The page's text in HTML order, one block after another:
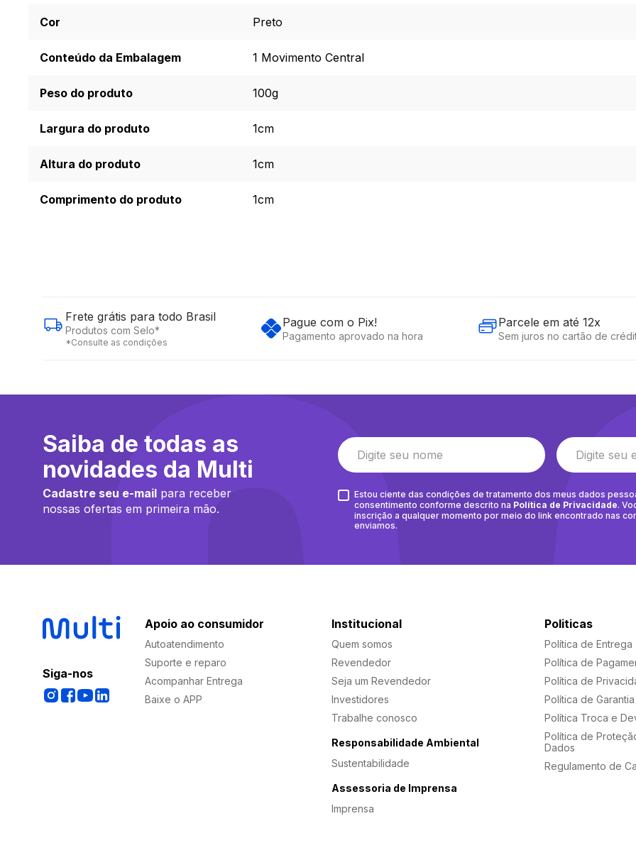
Cor Preto
Conteúdo da Embalagem 1 Movimento Central
Peso do produto 100g
Largura do produto 1cm
Altura do produto 1cm
Comprimento do produto 1cm
Frete grátis para todo Brasil
Produtos com Selo*
*Consulte as condições
Pague com o Pix!
Pagamento aprovado na hora
Parcele em até 12x
Sem juros no cartão de
Saiba de todas as
novidades da Multi
Cadastre seu e-mail para receber
nossas ofertas em primeira mão.
Estou ciente das condições de tratamento dos meus dados
consentimento conforme descrito na Política de Privacidade.
inscrição a qualquer momento por meio do link encontrado nas
enviamos.
Siga-nos
Apoio ao consumidor
Autoatendimento
Suporte e reparo
Acompanhar Entrega
Baixe o APP
Institucional
Quem somos
Revendedor
Seja um Revendedor
Investidores
Trabalhe conosco
Responsabilidade Ambiental
Sustentabilidade
Assessoria de Imprensa
Imprensa
Politicas
Política de Entrega
Política de
Política de
Política de Garantia
Política Troca e
Política de
Dados
Regulamento de